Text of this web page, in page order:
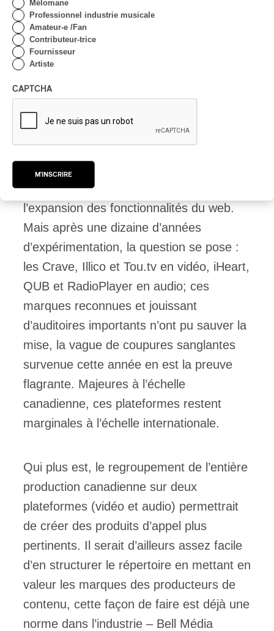
d’usagers bonifient leurs algorithmes, en
améliorant l’expérience usager et
l’efficacité publicitaire.
à profiter des mêmes avantages.
La distribution des contenus a été la
première activité déconstruite par
l’expansion des fonctionnalités du web.
Mais après une dizaine d’années
d’expérimentation, la question se pose :
les Crave, Illico et Tou.tv en vidéo, iHeart,
QUB et RadioPlayer en audio; ces
marques reconnues et jouissant
d’auditoires importants n’ont pu sauver la
mise, la vague de coupures sanglantes
survenue cette année en est la preuve
flagrante. Majeures à l’échelle
canadienne, ces plateformes restent
marginales à l’échelle internationale.
Qui plus est, le regroupement de l’entière
production canadienne sur deux
plateformes (vidéo et audio) permettrait
de créer des produits d’appel plus
pertinents. Il serait d’ailleurs assez facile
d’en structurer le répertoire en mettant en
valeur les marques des producteurs de
contenu, cette façon de faire est déjà une
norme dans l’industrie – Bell Média
Mélomane
Professionnel industrie musicale
Amateur-e /Fan
Contributeur-trice
Fournisseur
Artiste
CAPTCHA
M'INSCRIRE